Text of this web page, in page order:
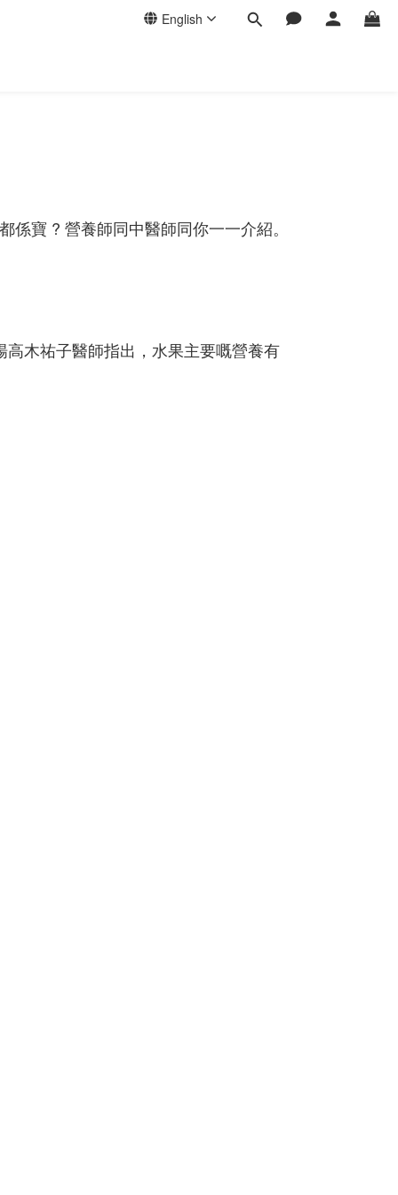
English
寶 ? 營養師同中醫師同你一一介紹。
木祐子醫師指出，水果主要嘅營養有